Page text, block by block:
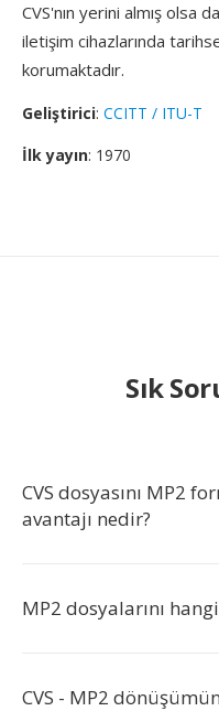
CVS'nın yerini almış olsa
iletişim cihazlarında
korumaktadır.
Geliştirici: CCITT / ITU-T
İlk yayın: 1970
Sık
CVS dosyasını MP2
avantajı nedir?
MP2 dosyalarını
CVS - MP2